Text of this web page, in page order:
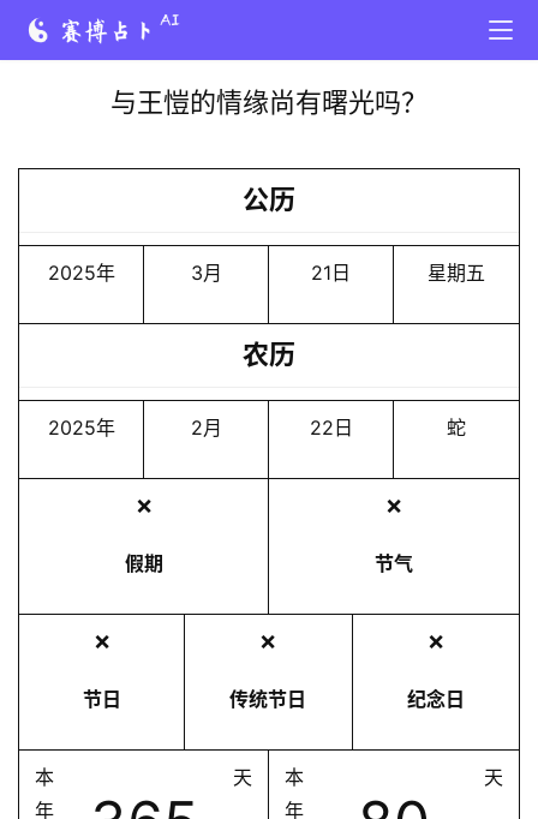
与王愷的情缘尚有曙光吗？
公历
2025年 3月 21日 星期五
农历
2025年 2月 22日 蛇
❌
假期
❌
节气
❌
节日
❌
传统节日
❌
纪念日
本
年
天
本
年
天